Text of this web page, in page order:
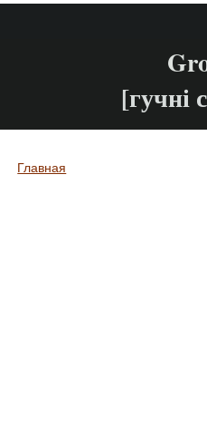
[гучні
Вы здесь
Главная